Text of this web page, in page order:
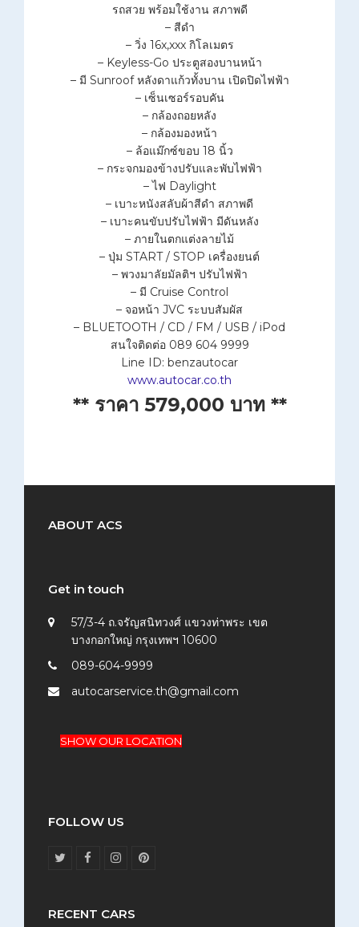
รถสวย พร้อมใช้งาน สภาพดี
– สีดำ
– วิ่ง 16x,xxx กิโลเมตร
– Keyless-Go ประตูสองบานหน้า
– มี Sunroof หลังดาแก้วทั้งบาน เปิดปิดไฟฟ้า
– เซ็นเซอร์รอบคัน
– กล้องถอยหลัง
– กล้องมองหน้า
– ล้อแม๊กซ์ขอบ 18 นิ้ว
– กระจกมองข้างปรับและพับไฟฟ้า
– ไฟ Daylight
– เบาะหนังสลับผ้าสีดำ สภาพดี
– เบาะคนขับปรับไฟฟ้า มีดันหลัง
– ภายในตกแต่งลายไม้
– ปุ่ม START / STOP เครื่องยนต์
– พวงมาลัยมัลติฯ ปรับไฟฟ้า
– มี Cruise Control
– จอหน้า JVC ระบบสัมผัส
– BLUETOOTH / CD / FM / USB / iPod
สนใจติดต่อ 089 604 9999
Line ID: benzautocar
www.autocar.co.th
** ราคา 579,000 บาท **
ABOUT ACS
Get in touch
57/3-4 ถ.จรัญสนิทวงศ์ แขวงท่าพระ เขต
บางกอกใหญ่ กรุงเทพฯ 10600
089-604-9999
autocarservice.th@gmail.com
SHOW OUR LOCATION
FOLLOW US
T
t
e
F
b
o
I
a
g
P
RECENT CARS